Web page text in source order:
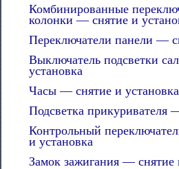
Комбинированные
колонки — снятие и
Переключатели панели —
Выключатель подсветки
установка
Часы — снятие и установка
Подсветка прикуривателя
Контрольный
и установка
Замок зажигания — снятие